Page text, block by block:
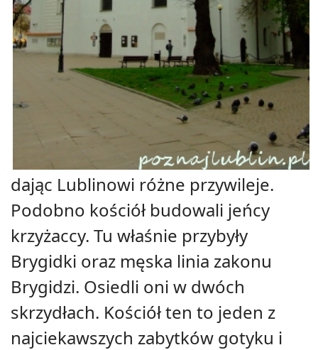
dając Lublinowi różne przywileje.
Podobno kościół budowali jeńcy
krzyżaccy. Tu właśnie przybyły
Brygidki oraz męska linia zakonu
Brygidzi. Osiedli oni w dwóch
skrzydłach. Kościół ten to jeden z
najciekawszych zabytków gotyku i